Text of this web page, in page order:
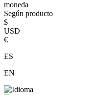
moneda
Según producto
$
USD
€
ES
EN